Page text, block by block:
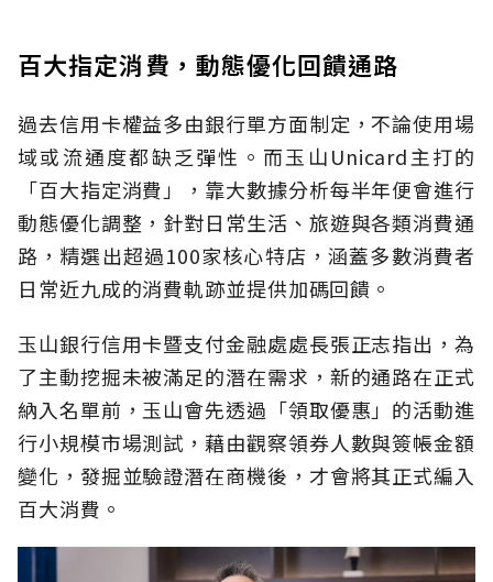
百大指定消費，動態優化回饋通路
過去信用卡權益多由銀行單方面制定，不論使用場
域或流通度都缺乏彈性。而玉山Unicard主打的
「百大指定消費」，靠大數據分析每半年便會進行
動態優化調整，針對日常生活、旅遊與各類消費通
路，精選出超過100家核心特店，涵蓋多數消費者
日常近九成的消費軌跡並提供加碼回饋。
玉山銀行信用卡暨支付金融處處長張正志指出，為
了主動挖掘未被滿足的潛在需求，新的通路在正式
納入名單前，玉山會先透過「領取優惠」的活動進
行小規模市場測試，藉由觀察領券人數與簽帳金額
變化，發掘並驗證潛在商機後，才會將其正式編入
百大消費。